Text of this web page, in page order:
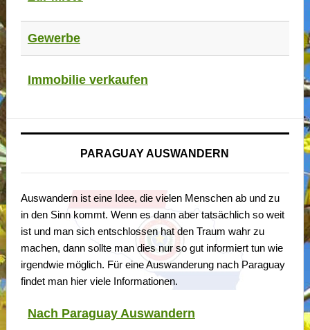
Gewerbe
Immobilie verkaufen
PARAGUAY AUSWANDERN
Auswandern ist eine Idee, die vielen Menschen ab und zu
in den Sinn kommt. Wenn es dann aber tatsächlich so weit
ist und man sich entschlossen hat den Traum wahr zu
machen, dann sollte man dies nur so gut informiert tun wie
irgendwie möglich. Für eine Auswanderung nach Paraguay
findet man hier viele Informationen.
Nach Paraguay Auswandern